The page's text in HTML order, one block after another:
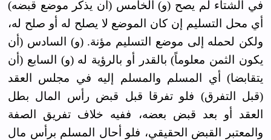
في الشتاء لم يصح (و) الخامس (أن يذكر موضع قبضه)
أي محل التسليم إن كان الموضع لا يصلح له أو صلح له،
ولكن لحمله إلى موضع التسليم مؤنة. (و) السادس (أن
يكون الثمن معلوماً) بالقدر أو بالرؤية له (و) السابع (أن
يتقابضا) أي المسلم والمسلم إليه في مجلس العقد
(قبل التفرق) فلو تفرقا قبل قبض رأس المال بطل
العقد أو بعد قبض بعضه، ففيه خلاف تفريق الصفة
والمعتبر القبض الحقيقي، فلو أحال المسلم برأس مال